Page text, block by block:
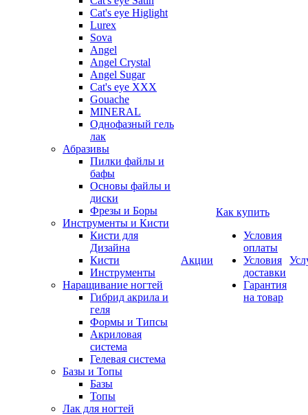
Cat's eye Higlight
Lurex
Sova
Angel
Angel Crystal
Angel Sugar
Cat's eye XXX
Gouache
MINERAL
Однофазный гель
лак
Абразивы
Пилки файлы и
бафы
Основы файлы и
диски
Фрезы и Боры
Инструменты и Кисти
Кисти для
Дизайна
Кисти
Инструменты
Наращивание ногтей
Гибрид акрила и
геля
Формы и Типсы
Акриловая
система
Гелевая система
Базы и Топы
Базы
Топы
Лак для ногтей
Акции
Как купить
Условия
оплаты
Условия
доставки
Гарантия
на товар